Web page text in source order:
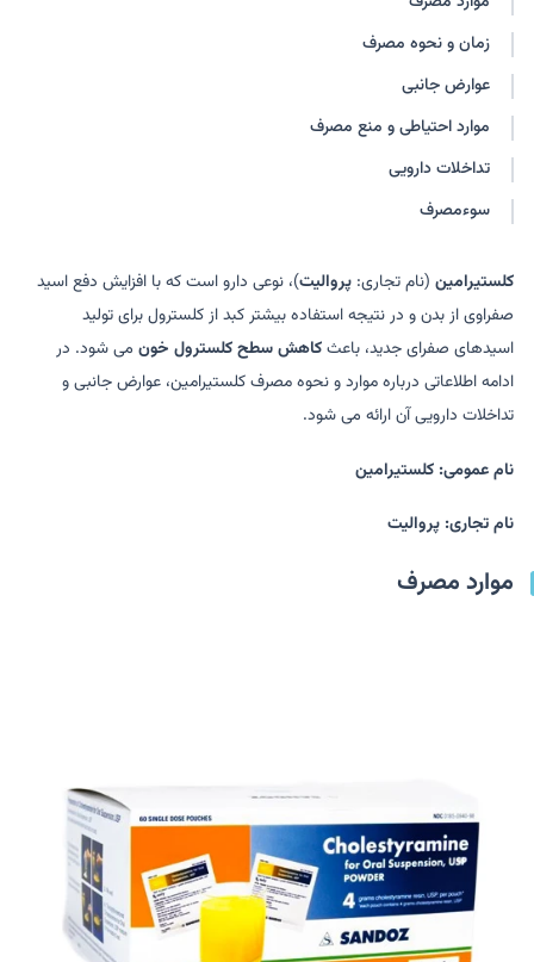
زمان و نحوه مصرف
عوارض جانبی
موارد احتیاطی و منع مصرف
تداخلات دارویی
سوءمصرف
کلستیرامین (نام تجاری:پروالیت)، نوعی دارو است که با افزایش دفع اسید
صفراوی از بدن و در نتیجه استفاده بیشتر کبد از کلسترول برای تولید
اسیدهای صفرای جدید، باعثکاهش سطح کلسترول خون می شود. در
ادامه اطلاعاتی درباره موارد و نحوه مصرف کلستیرامین، عوارض جانبی و
تداخلات دارویی آن ارائه می شود.
نام عمومی: کلستیرامین
نام تجاری: پروالیت
موارد مصرف